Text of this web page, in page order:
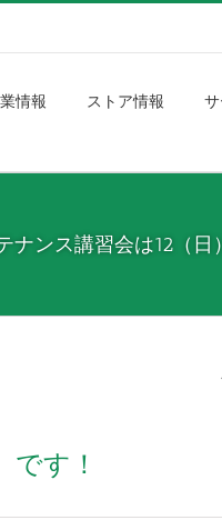
情報 ストア情報
ナンス講習会は12（日
です！